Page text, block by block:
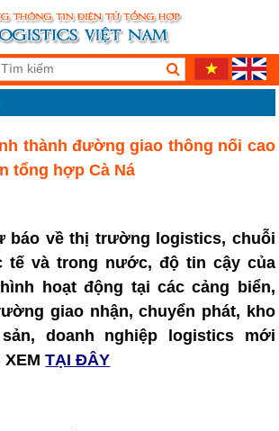
thành đường giao thông nối cao
tổng hợp Cà Ná
báo về thị trường logistics, chuỗi
tế và trong nước, độ tin cậy của
hoạt động tại các cảng biển,
giao nhận, chuyển phát, kho
doanh nghiệp logistics mới
XEM TẠI ĐÂY